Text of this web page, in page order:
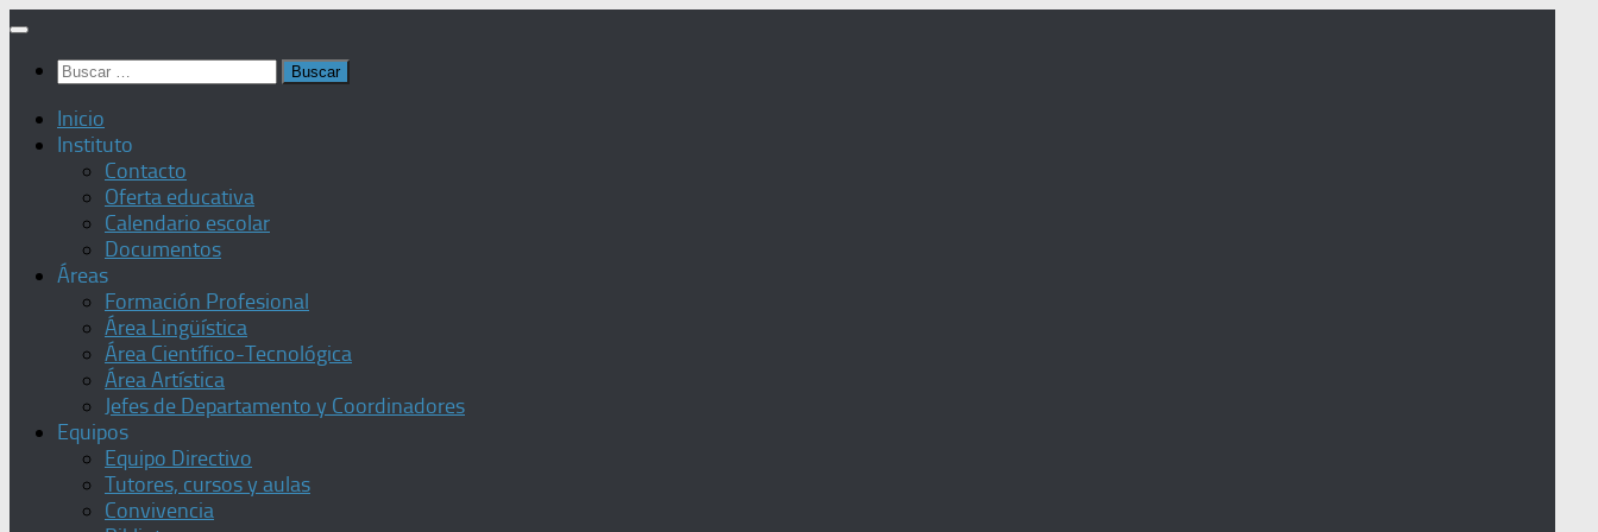
Saltar
contenido
Buscar:
Inicio
Instituto
Contacto
Oferta educativa
Calendario escolar
Documentos
Áreas
Formación Profesional
Área Lingüística
Área Científico-Tecnológica
Área Artística
Jefes de Departamento y Coordinadores
Equipos
Equipo Directivo
Tutores, cursos y aulas
Convivencia